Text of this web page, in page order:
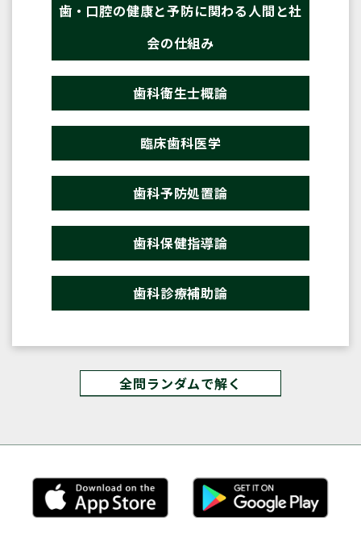
歯・口腔の健康と予防に関わる人間と社
会の仕組み
歯科衛生士概論
臨床歯科医学
歯科予防処置論
歯科保健指導論
歯科診療補助論
全問ランダムで解く